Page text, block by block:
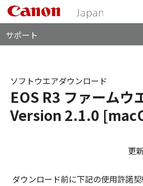
サポート
EOS R3 ファームウ
Version 2.1.0
ソフトウエアダウンロード
更
ダウンロード前に下記の使用許諾